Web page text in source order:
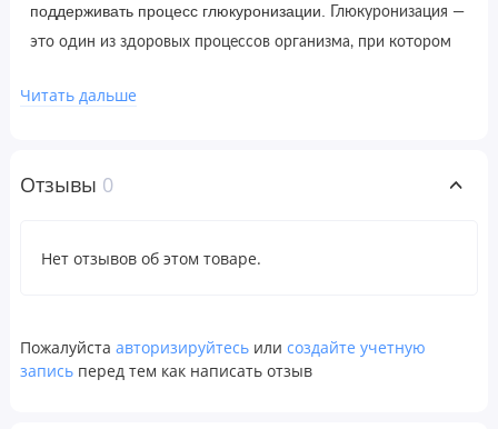
поддерживать процесс глюкуронизации.
Глюкуронизация —
это один из здоровых процессов организма, при котором
токсины и избыток стероидных гормонов, таких
принимать этот продукт с антиоксидантами, такими как
Читать дальше
Отзывы 0
Нет отзывов об этом товаре.
Пожалуйста авторизируйтесь или создайте учетную
запись перед тем как написать отзыв